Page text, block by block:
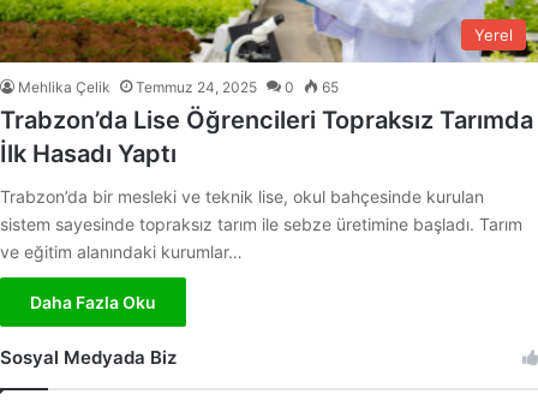
Yerel
Mehlika Çelik Temmuz 24, 2025 0 65
Trabzon’da Lise Öğrencileri Topraksız Tarımda
İlk Hasadı Yaptı
Trabzon’da bir mesleki ve teknik lise, okul bahçesinde kurulan
sistem sayesinde topraksız tarım ile sebze üretimine başladı. Tarım
ve eğitim alanındaki kurumlar…
Daha Fazla Oku
Sosyal Medyada Biz